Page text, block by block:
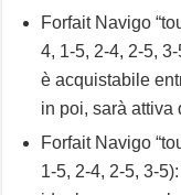
Forfait Navigo
4, 1-5, 2-4, 2-5,
è acquistabile
in poi, sarà
Forfait Navigo
1-5, 2-4, 2-5, 3-